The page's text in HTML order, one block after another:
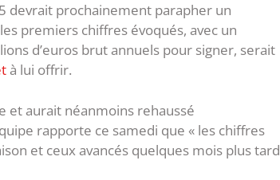
devrait prochainement parapher un
premiers chiffres évoqués, avec un
d’euros brut annuels pour signer, serait
à lui offrir.
et aurait néanmoins rehaussé
rapporte ce samedi que « les chiffres
et ceux avancés quelques mois plus tard